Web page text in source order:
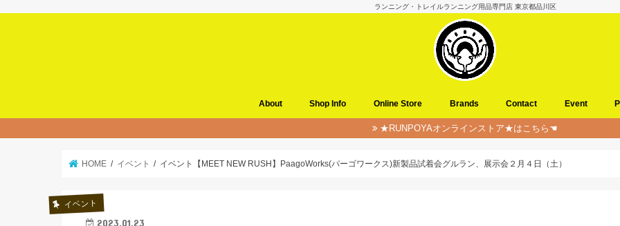
ランニング・トレイルランニング用品専門店 東京都品川区
About Shop Info Online Store Brands Contact Event
★RUNPOYAオンラインストア★はこちら☚
HOME イベント イベント【MEET NEW RUSH】PaagoWorks(パーゴワークス)新製品試着会グルラン、展示会２月４日（土）
イベント
2023.01.23